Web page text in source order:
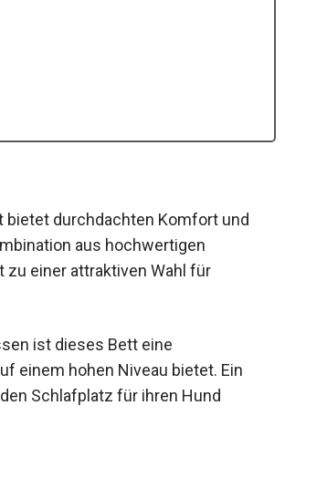
durchdachten Komfort und
aus hochwertigen
einer attraktiven Wahl für
ist dieses Bett eine
einem hohen Niveau bietet. Ein
Schlafplatz für ihren Hund